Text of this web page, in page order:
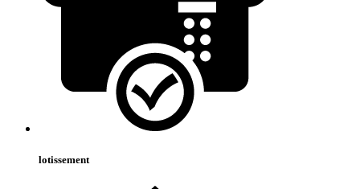
lotissement